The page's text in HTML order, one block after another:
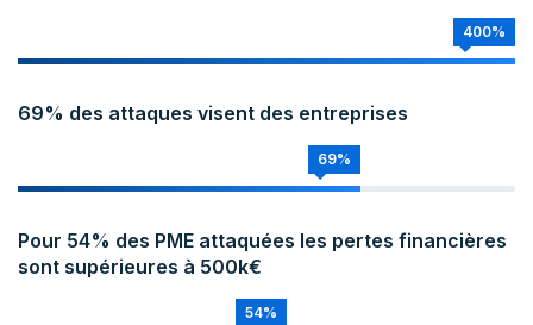
400%
69% des attaques visent des entreprises
69%
Pour 54% des PME attaquées les pertes financières
sont supérieures à 500k€
54%